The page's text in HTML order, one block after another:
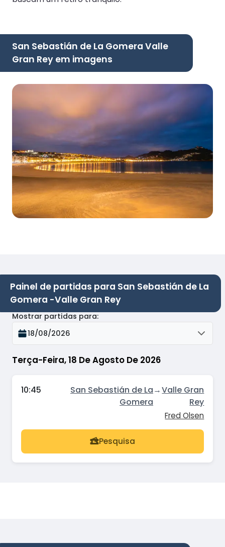
San Sebastián de La Gomera Valle
Gran Rey em imagens
Painel de partidas para San Sebastián de La
Gomera -Valle Gran Rey
Terça-Feira, 18 De Agosto De 2026
Mostrar partidas para:
18/08/2026
10:45
San Sebastián de La
Gomera
→Valle Gran
Rey
Fred Olsen
Pesquisa